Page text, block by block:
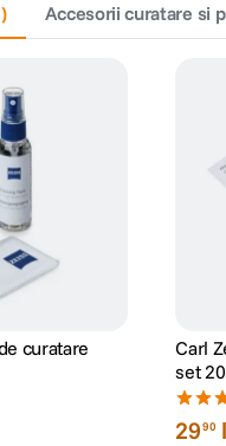
) Accesorii curatare si
curatare
Carl
set
2990